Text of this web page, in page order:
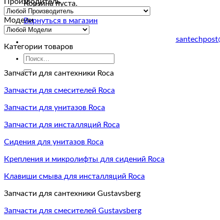
Корзина пуста.
Вернуться в магазин
Искать:
Модели
Категории товаров
Запчасти для сантехники Roca
Запчасти для смесителей Roca
Запчасти для унитазов Roca
Запчасти для инсталляций Roca
Сидения для унитазов Roca
Крепления и микролифты для сидений Roca
Клавиши смыва для инсталляций Roca
Запчасти для сантехники Gustavsberg
Запчасти для смесителей Gustavsberg